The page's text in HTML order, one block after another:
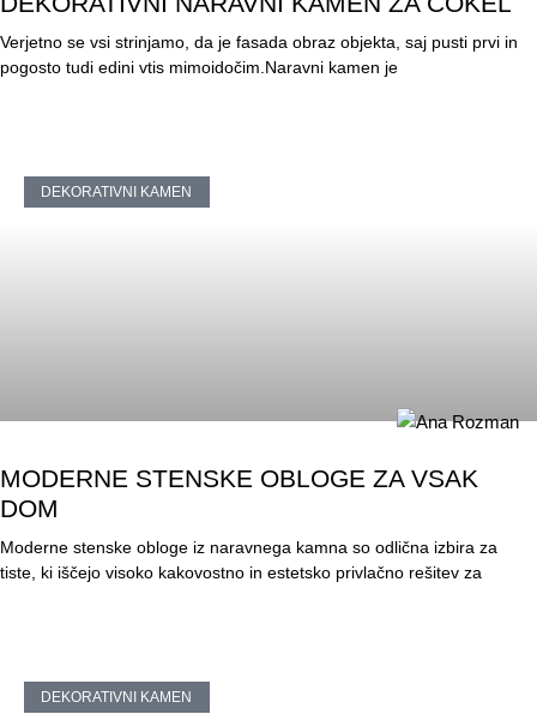
Verjetno se vsi strinjamo, da je fasada obraz objekta, saj pusti prvi in
pogosto tudi edini vtis mimoidočim.Naravni kamen je
DEKORATIVNI KAMEN
MODERNE STENSKE OBLOGE ZA VSAK
DOM
Moderne stenske obloge iz naravnega kamna so odlična izbira za
tiste, ki iščejo visoko kakovostno in estetsko privlačno rešitev za
DEKORATIVNI KAMEN